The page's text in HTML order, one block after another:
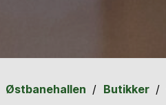
Østbanehallen Butikker